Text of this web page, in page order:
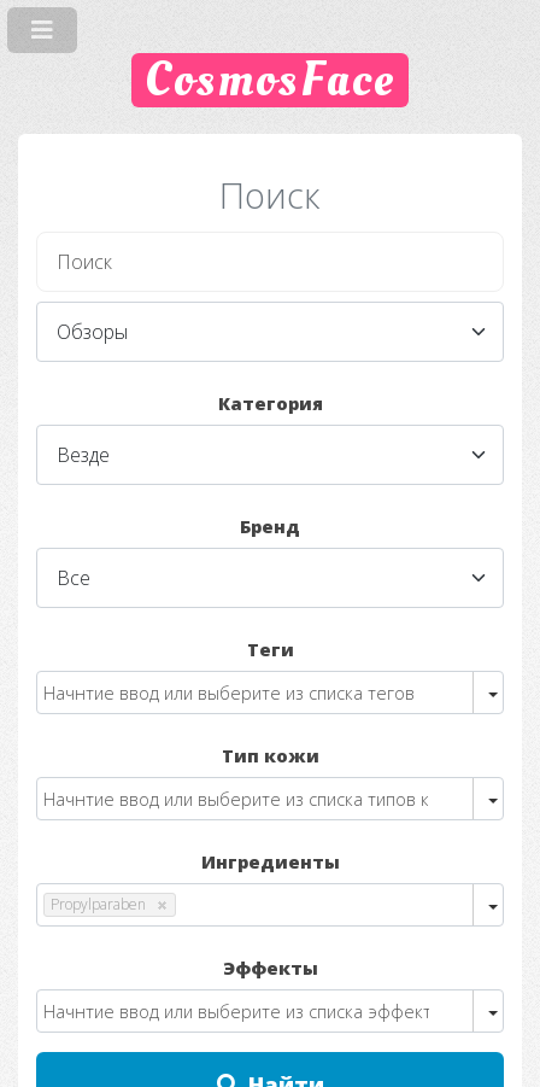
CosmosFace
Поиск
Категория
Бренд
Теги
Тип кожи
Ингредиенты
Propylparaben
Эффекты